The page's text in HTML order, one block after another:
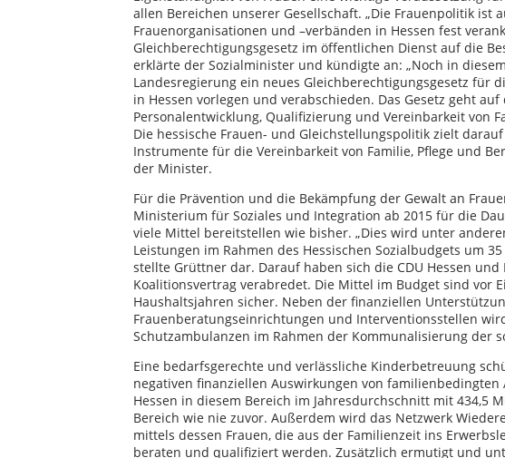
allen Bereichen unserer Gesellschaft. „Die Frauenpolitik ist
Frauenorganisationen und –verbänden in Hessen fest
Gleichberechtigungsgesetz im öffentlichen Dienst auf die
erklärte der Sozialminister und kündigte an: „Noch in
Landesregierung ein neues Gleichberechtigungsgesetz für
in Hessen vorlegen und verabschieden. Das Gesetz geht
Personalentwicklung, Qualifizierung und Vereinbarkeit von
Die hessische Frauen- und Gleichstellungspolitik zielt
Instrumente für die Vereinbarkeit von Familie, Pflege und
der Minister.
Für die Prävention und die Bekämpfung der Gewalt an
Ministerium für Soziales und Integration ab 2015 für die
viele Mittel bereitstellen wie bisher. „Dies wird unter
Leistungen im Rahmen des Hessischen Sozialbudgets um
stellte Grüttner dar. Darauf haben sich die CDU Hessen
Koalitionsvertrag verabredet. Die Mittel im Budget sind vor
Haushaltsjahren sicher. Neben der finanziellen
Frauenberatungseinrichtungen und Interventionsstellen
Schutzambulanzen im Rahmen der Kommunalisierung der
Eine bedarfsgerechte und verlässliche Kinderbetreuung
negativen finanziellen Auswirkungen von familienbedingten
Hessen in diesem Bereich im Jahresdurchschnitt mit 434,5
Bereich wie nie zuvor. Außerdem wird das Netzwerk
mittels dessen Frauen, die aus der Familienzeit ins
beraten und qualifiziert werden. Zusätzlich ermutigt und